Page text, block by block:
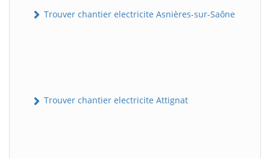
Trouver chantier electricite Asnières-sur-Saône
Trouver chantier electricite Attignat